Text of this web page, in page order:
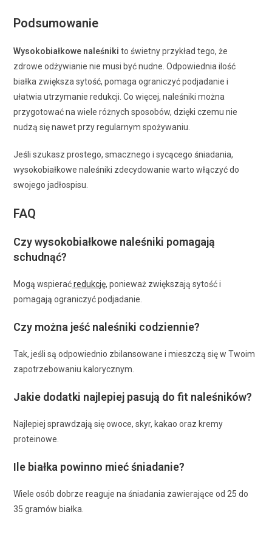
Podsumowanie
Wysokobiałkowe naleśniki to świetny przykład tego, że
zdrowe odżywianie nie musi być nudne. Odpowiednia ilość
białka zwiększa sytość, pomaga ograniczyć podjadanie i
ułatwia utrzymanie redukcji. Co więcej, naleśniki można
przygotować na wiele różnych sposobów, dzięki czemu nie
nudzą się nawet przy regularnym spożywaniu.
Jeśli szukasz prostego, smacznego i sycącego śniadania,
wysokobiałkowe naleśniki zdecydowanie warto włączyć do
swojego jadłospisu.
FAQ
Czy wysokobiałkowe naleśniki pomagają
schudnąć?
Mogą wspieraćredukcję, ponieważ zwiększają sytość i
pomagają ograniczyć podjadanie.
Czy można jeść naleśniki codziennie?
Tak, jeśli są odpowiednio zbilansowane i mieszczą się w Twoim
zapotrzebowaniu kalorycznym.
Jakie dodatki najlepiej pasują do fit naleśników?
Najlepiej sprawdzają się owoce, skyr, kakao oraz kremy
proteinowe.
Ile białka powinno mieć śniadanie?
Wiele osób dobrze reaguje na śniadania zawierające od 25 do
35 gramów białka.